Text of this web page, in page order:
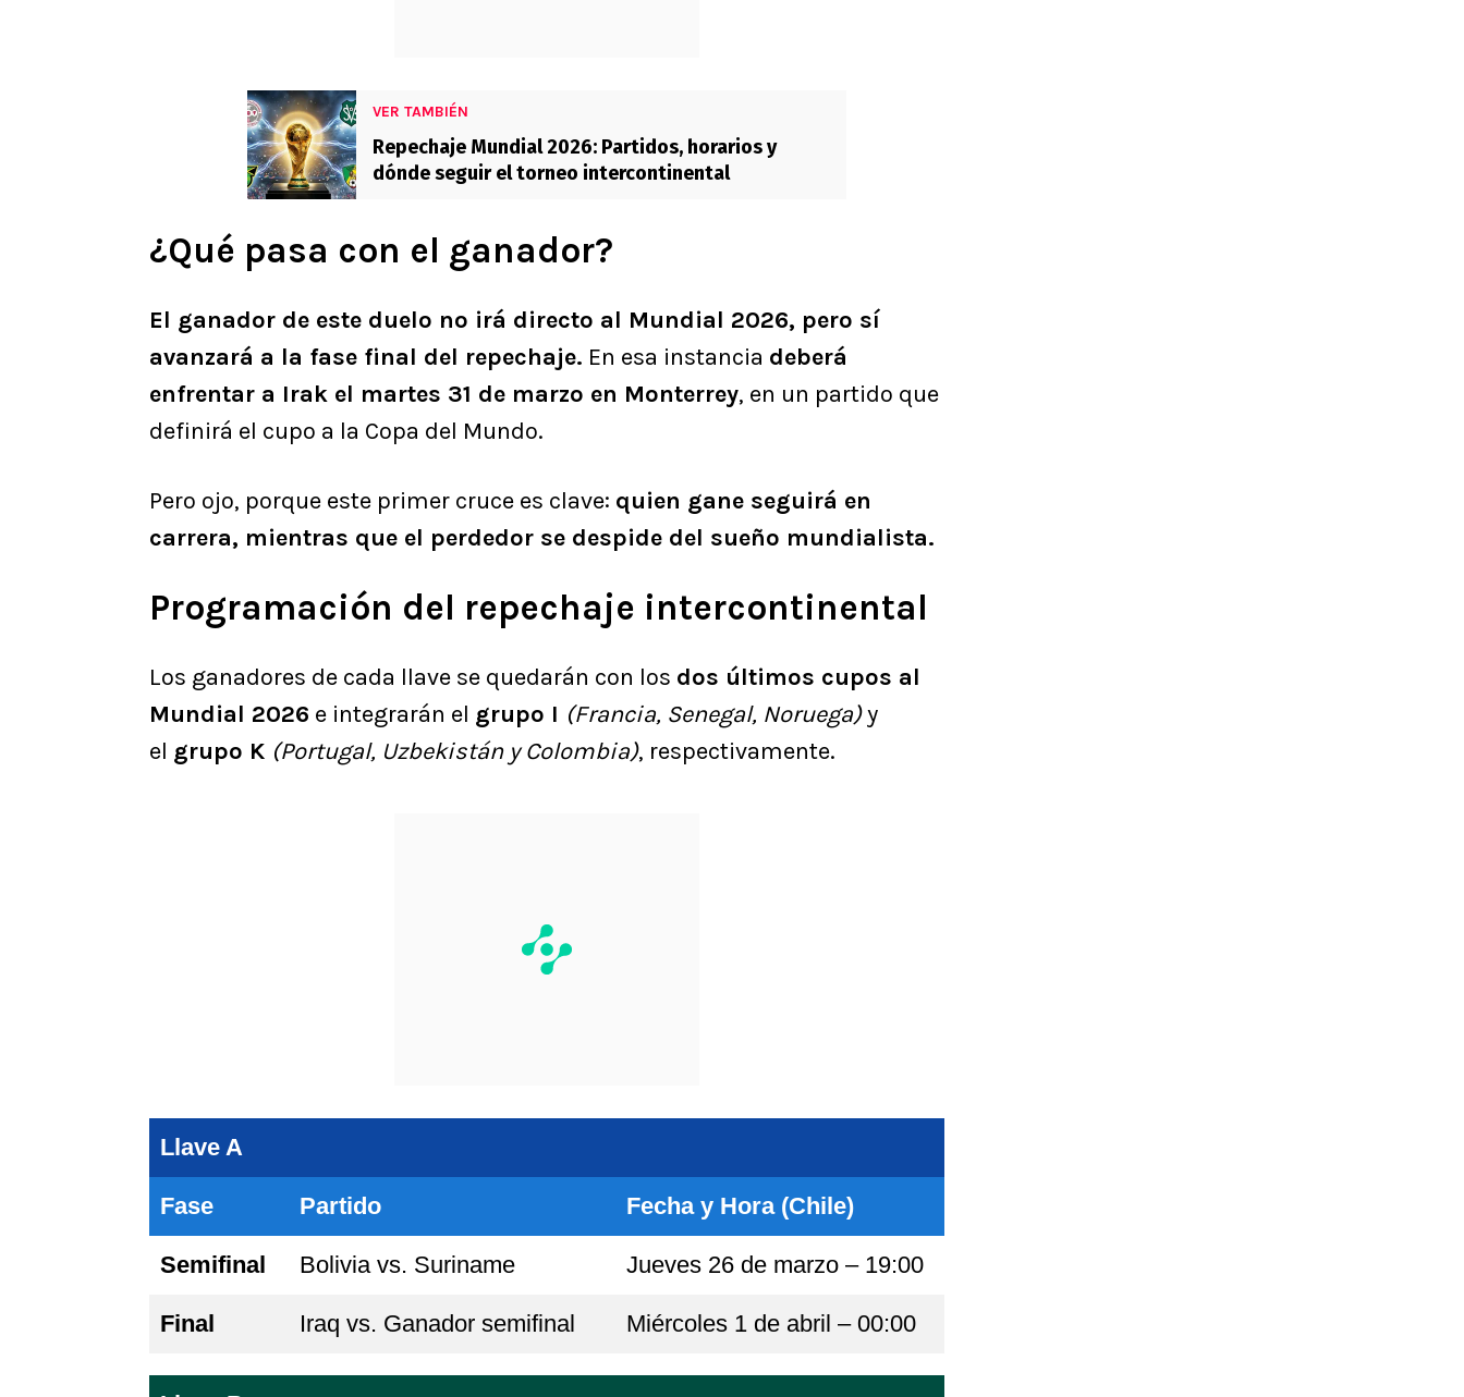
VER TAMBIÉN
Repechaje Mundial 2026: Partidos, horarios y
dónde seguir el torneo intercontinental
¿Qué pasa con el ganador?
El ganador de este duelo no irá directo al Mundial 2026, pero sí
avanzará a la fase final del repechaje. En esa instancia deberá
enfrentar a Irak el martes 31 de marzo en Monterrey, en un partido que
definirá el cupo a la Copa del Mundo.
Pero ojo, porque este primer cruce es clave: quien gane seguirá en
carrera, mientras que el perdedor se despide del sueño mundialista.
Programación del repechaje intercontinental
Los ganadores de cada llave se quedarán con los dos últimos cupos al
Mundial 2026 e integrarán el grupo I (Francia, Senegal, Noruega)y
el grupo K (Portugal, Uzbekistán y Colombia), respectivamente.
Llave A
Fase Partido Fecha y Hora (Chile)
Semifinal Bolivia vs. Suriname Jueves 26 de marzo – 19:00
Final Iraq vs. Ganador semifinal Miércoles 1 de abril – 00:00